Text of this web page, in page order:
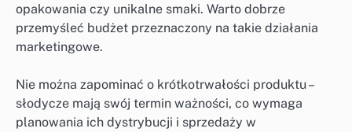
opakowania czy unikalne smaki. Warto dobrze
przemyśleć budżet przeznaczony na takie działania
marketingowe.
Nie można zapominać o krótkotrwałości produktu –
słodycze mają swój termin ważności, co wymaga
planowania ich dystrybucji i sprzedaży w